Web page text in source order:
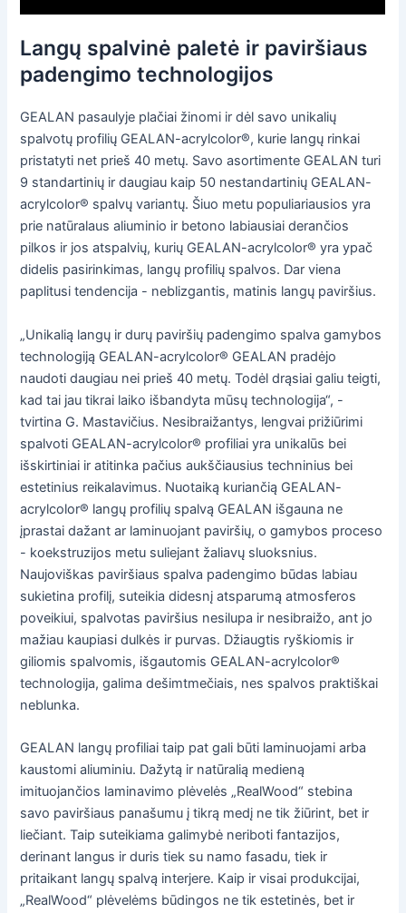
Langų spalvinė paletė ir paviršiaus
padengimo technologijos
GEALAN pasaulyje plačiai žinomi ir dėl savo unikalių
spalvotų profilių GEALAN-acrylcolor®, kurie langų rinkai
pristatyti net prieš 40 metų. Savo asortimente GEALAN turi
9 standartinių ir daugiau kaip 50 nestandartinių GEALAN-
acrylcolor® spalvų variantų. Šiuo metu populiariausios yra
prie natūralaus aliuminio ir betono labiausiai derančios
pilkos ir jos atspalvių, kurių GEALAN-acrylcolor® yra ypač
didelis pasirinkimas, langų profilių spalvos. Dar viena
paplitusi tendencija - neblizgantis, matinis langų paviršius.
„Unikalią langų ir durų paviršių padengimo spalva gamybos
technologiją GEALAN-acrylcolor® GEALAN pradėjo
naudoti daugiau nei prieš 40 metų. Todėl drąsiai galiu teigti,
kad tai jau tikrai laiko išbandyta mūsų technologija“, -
tvirtina G. Mastavičius. Nesibraižantys, lengvai prižiūrimi
spalvoti GEALAN-acrylcolor® profiliai yra unikalūs bei
išskirtiniai ir atitinka pačius aukščiausius techninius bei
estetinius reikalavimus. Nuotaiką kuriančią GEALAN-
acrylcolor® langų profilių spalvą GEALAN išgauna ne
įprastai dažant ar laminuojant paviršių, o gamybos proceso
- koekstruzijos metu suliejant žaliavų sluoksnius.
Naujoviškas paviršiaus spalva padengimo būdas labiau
sukietina profilį, suteikia didesnį atsparumą atmosferos
poveikiui, spalvotas paviršius nesilupa ir nesibraižo, ant jo
mažiau kaupiasi dulkės ir purvas. Džiaugtis ryškiomis ir
giliomis spalvomis, išgautomis GEALAN-acrylcolor®
technologija, galima dešimtmečiais, nes spalvos praktiškai
neblunka.
GEALAN langų profiliai taip pat gali būti laminuojami arba
kaustomi aliuminiu. Dažytą ir natūralią medieną
imituojančios laminavimo plėvelės „RealWood“ stebina
savo paviršiaus panašumu į tikrą medį ne tik žiūrint, bet ir
liečiant. Taip suteikiama galimybė neriboti fantazijos,
derinant langus ir duris tiek su namo fasadu, tiek ir
pritaikant langų spalvą interjere. Kaip ir visai produkcijai,
„RealWood“ plėvelėms būdingos ne tik estetinės, bet ir